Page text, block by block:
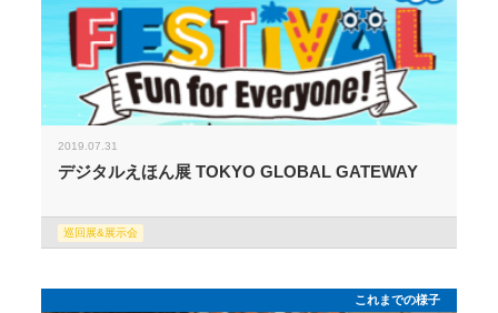
2019.07.31
デジタルえほん展 TOKYO GLOBAL GATEWAY
巡回展&展示会
これまでの様子